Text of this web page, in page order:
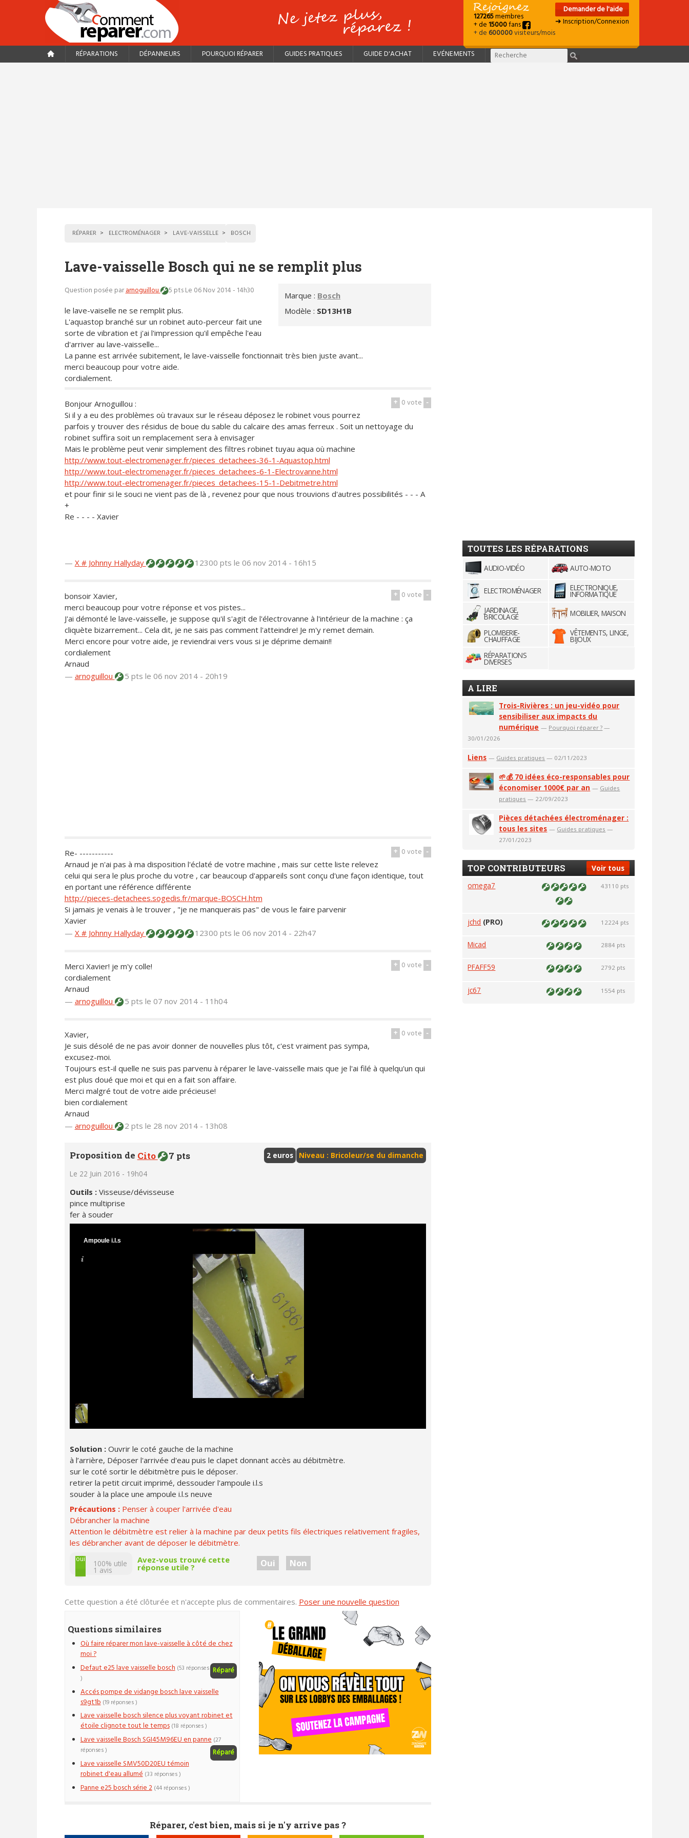
127265membres
+ de15000fans
+ de600000visiteurs/mois
Demander de l'aide
➜ Inscription/Connexion
RÉPARATIONS DÉPANNEURS POURQUOI RÉPARER GUIDES PRATIQUES GUIDE D'ACHAT EVÉNEMENTS
RÉPARER ELECTROMÉNAGER LAVE-VAISSELLE BOSCH
Lave-vaisselle Bosch qui ne se remplit plus
Marque : Bosch
Modèle : SD13H1B
Question posée pararnoguillou 5 ptsLe 06 Nov 2014 - 14h30
le lave-vaiselle ne se remplit plus.
L'aquastop branché sur un robinet auto-perceur fait une
sorte de vibration et j'ai l'impression qu'il empêche l'eau
d'arriver au lave-vaisselle...
La panne est arrivée subitement, le lave-vaisselle fonctionnait très bien juste avant...
merci beaucoup pour votre aide.
cordialement.
+ 0vote -
Bonjour Arnoguillou :
Si il y a eu des problèmes où travaux sur le réseau déposez le robinet vous pourrez
parfois y trouver des résidus de boue du sable du calcaire des amas ferreux . Soit un nettoyage du
robinet suffira soit un remplacement sera à envisager
Mais le problème peut venir simplement des filtres robinet tuyau aqua où machine
http://www.tout-electromenager.fr/pieces_detachees-36-1-Aquastop.html
http://www.tout-electromenager.fr/pieces_detachees-6-1-Electrovanne.html
http://www.tout-electromenager.fr/pieces_detachees-15-1-Debitmetre.html
et pour finir si le souci ne vient pas de là , revenez pour que nous trouvions d'autres possibilités - - - A
+
Re - - - - Xavier
— X # Johnny Hallyday 12300 pts le 06 nov 2014 - 16h15
+ 0vote -
bonsoir Xavier,
merci beaucoup pour votre réponse et vos pistes...
J'ai démonté le lave-vaisselle, je suppose qu'il s'agit de l'électrovanne à l'intérieur de la machine : ça
cliquète bizarrement... Cela dit, je ne sais pas comment l'atteindre! Je m'y remet demain.
Merci encore pour votre aide, je reviendrai vers vous si je déprime demain!!
cordialement
Arnaud
— arnoguillou 5 pts le 06 nov 2014 - 20h19
+ 0vote -
Re- -----------
Arnaud je n'ai pas à ma disposition l'éclaté de votre machine , mais sur cette liste relevez
celui qui sera le plus proche du votre , car beaucoup d'appareils sont conçu d'une façon identique, tout
en portant une référence différente
http://pieces-detachees.sogedis.fr/marque-BOSCH.htm
Si jamais je venais à le trouver , "je ne manquerais pas" de vous le faire parvenir
Xavier
— X # Johnny Hallyday 12300 pts le 06 nov 2014 - 22h47
+ 0vote -
Merci Xavier! je m'y colle!
cordialement
Arnaud
— arnoguillou 5 pts le 07 nov 2014 - 11h04
+ 0vote -
Xavier,
Je suis désolé de ne pas avoir donner de nouvelles plus tôt, c'est vraiment pas sympa,
excusez-moi.
Toujours est-il quelle ne suis pas parvenu à réparer le lave-vaisselle mais que je l'ai filé à quelqu'un qui
est plus doué que moi et qui en a fait son affaire.
Merci malgré tout de votre aide précieuse!
bien cordialement
Arnaud
— arnoguillou 2 pts le 28 nov 2014 - 13h08
Niveau : Bricoleur/se du dimanche
2 euros
Proposition de Cito 7 pts
Le 22 Juin 2016 - 19h04
Outils : Visseuse/dévisseuse
pince multiprise
fer à souder
Ampoule i.l.s
Solution : Ouvrir le coté gauche de la machine
à l’arrière, Déposer l'arrivée d'eau puis le clapet donnant accès au débitmètre.
sur le coté sortir le débitmètre puis le déposer.
retirer la petit circuit imprimé, dessouder l'ampoule i.l.s
souder à la place une ampoule i.l.s neuve
Précautions : Penser à couper l'arrivée d'eau
Débrancher la machine
Attention le débitmètre est relier à la machine par deux petits fils électriques relativement fragiles,
les débrancher avant de déposer le débitmètre.
non
oui 100% utile
1 avis
Avez-vous trouvé cette
réponse utile ? Oui Non
Cette question a été clôturée et n'accepte plus de commentaires. Poser une nouvelle question
Questions similaires
Où faire réparer mon lave-vaisselle à côté de chez
moi ?
Defaut e25 lave vaisselle bosch
Réparé
(53 réponses
)
Accés pompe de vidange bosch lave vaisselle
s9gt1b (19 réponses )
Lave vaisselle bosch silence plus voyant robinet et
étoile clignote tout le temps (18 réponses )
Lave vaisselle Bosch SGI45M96EU en panne
Réparé
(27
réponses )
Lave vaisselle SMV50D20EU témoin
robinet d'eau allumé (33 réponses )
Panne e25 bosch série 2 (44 réponses )
Réparer, c'est bien, mais si je n'y arrive pas ?
TOUTES LES RÉPARATIONS
AUDIO-VIDÉO AUTO-MOTO
ELECTROMÉNAGER ELECTRONIQUE,
INFORMATIQUE
JARDINAGE,
BRICOLAGE
MOBILIER, MAISON
PLOMBERIE-
CHAUFFAGE
VÊTEMENTS, LINGE,
BIJOUX
RÉPARATIONS
DIVERSES
A LIRE
Trois-Rivières : un jeu-vidéo pour
sensibiliser aux impacts du
numérique — Pourquoi réparer ? —
30/01/2026
Liens — Guides pratiques — 02/11/2023
🌱💰 70 idées éco-responsables pour
économiser 1000€ par an — Guides
pratiques — 22/09/2023
Pièces détachées électroménager :
tous les sites — Guides pratiques —
27/01/2023
Voir tous
TOP CONTRIBUTEURS
omega7 43110 pts
jchd (PRO) 12224 pts
Micad 2884 pts
PFAFF59 2792 pts
jc67 1554 pts